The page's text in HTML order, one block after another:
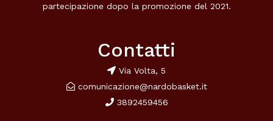
partecipazione dopo la promozione del 2021.
Contatti
Via Volta, 5
comunicazione@nardobasket.it
3892459456